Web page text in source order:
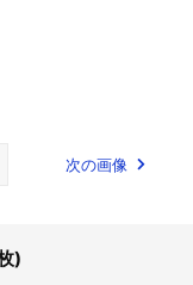
次の画像
)